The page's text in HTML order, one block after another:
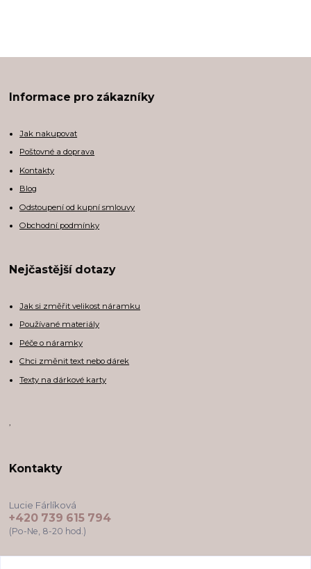
Informace pro zákazníky
Jak nakupovat
Poštovné a doprava
Kontakty
Blog
Odstoupení od kupní smlouvy
Obchodní podmínky
Nejčastější dotazy
Jak si změřit velikost náramku
Používané materiály
Péče o náramky
Chci změnit text nebo dárek
Texty na dárkové karty
,
Kontakty
Lucie Fárlíková
+420 739 615 794
(Po-Ne, 8-20 hod.)